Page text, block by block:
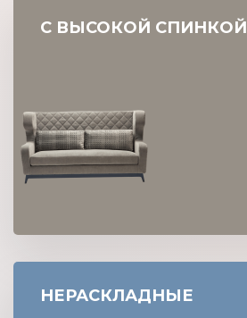
С ВЫСОКОЙ СПИНКОЙ
НЕРАСКЛАДНЫЕ